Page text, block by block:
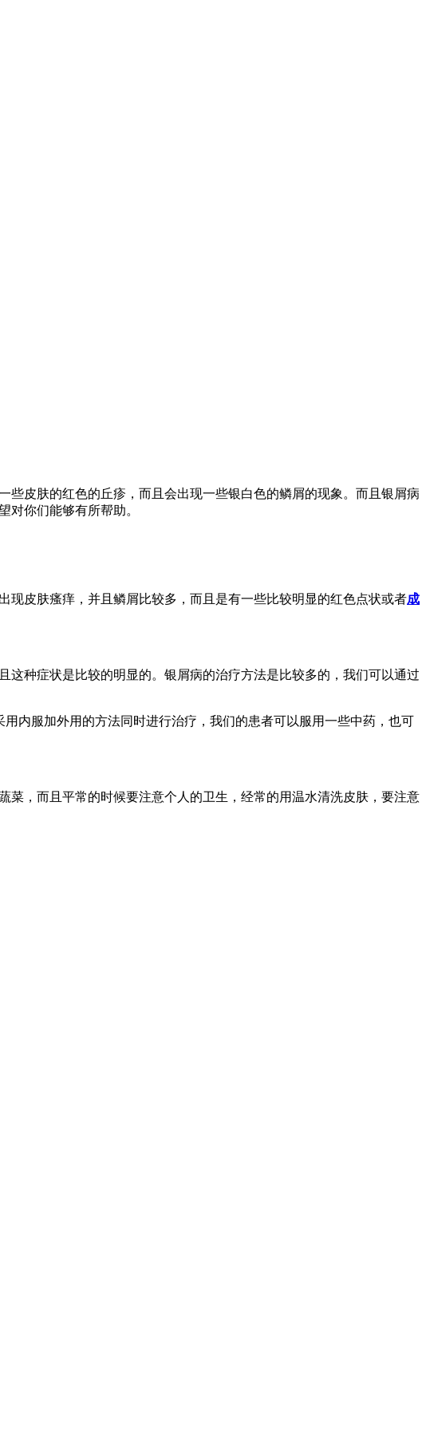
皮肤的红色的丘疹，而且会出现一些银白色的鳞屑的现象。而且银屑病
对你们能够有所帮助。
皮肤瘙痒，并且鳞屑比较多，而且是有一些比较明显的红色点状或者成
种症状是比较的明显的。银屑病的治疗方法是比较多的，我们可以通过
内服加外用的方法同时进行治疗，我们的患者可以服用一些中药，也可
，而且平常的时候要注意个人的卫生，经常的用温水清洗皮肤，要注意